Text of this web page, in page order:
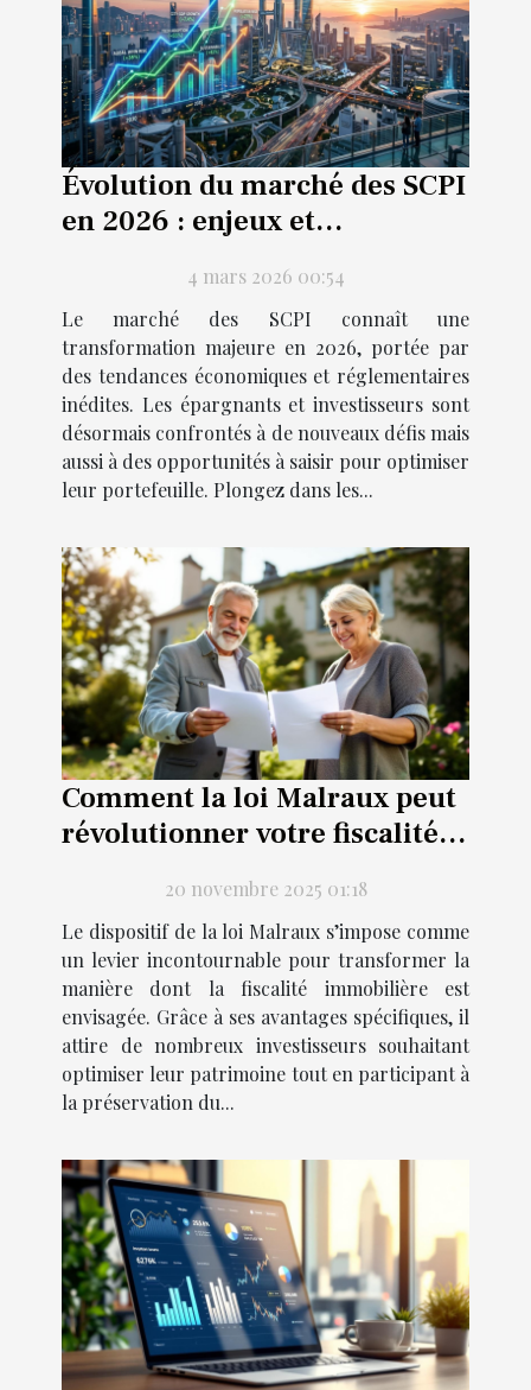
Évolution du marché des SCPI
en 2026 : enjeux et
4 mars 2026 00:54
Le marché des SCPI connaît une
transformation majeure en 2026, portée par
des tendances économiques et réglementaires
inédites. Les épargnants et investisseurs sont
désormais confrontés à de nouveaux défis mais
aussi à des opportunités à saisir pour optimiser
leur portefeuille. Plongez dans les...
Comment la loi Malraux peut
révolutionner votre fiscalité
20 novembre 2025 01:18
Le dispositif de la loi Malraux s’impose comme
un levier incontournable pour transformer la
manière dont la fiscalité immobilière est
envisagée. Grâce à ses avantages spécifiques, il
attire de nombreux investisseurs souhaitant
optimiser leur patrimoine tout en participant à
la préservation du...